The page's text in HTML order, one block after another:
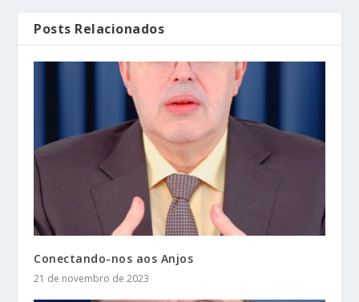
Posts Relacionados
Conectando-nos aos Anjos
21 de novembro de 2023